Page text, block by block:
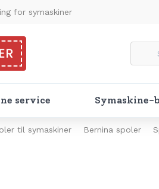
for symaskiner
service Symaskine-
til symaskiner Bernina spoler